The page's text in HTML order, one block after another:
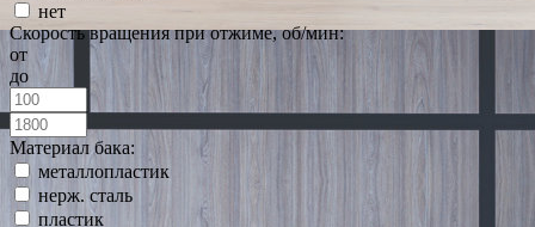
нет
Скорость вращения при отжиме, об/мин:
от
до
Материал бака:
металлопластик
нерж. сталь
пластик